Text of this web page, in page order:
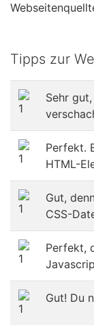
Tipps zur
Sehr
Perfekt.
HTML-
Gut,
CSS-
Perfekt,
Gut! Du